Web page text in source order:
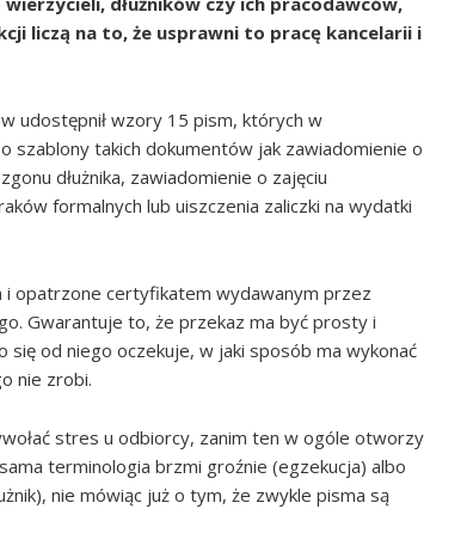
liczą na to, że usprawni to pracę kancelarii i
udostępnił wzory 15 pism, których w
szablony takich dokumentów jak zawiadomienie o
dłużnika, zawiadomienie o zajęciu
formalnych lub uiszczenia zaliczki na wydatki
opatrzone certyfikatem wydawanym przez
Gwarantuje to, że przekaz ma być prosty i
się od niego oczekuje, w jaki sposób ma wykonać
nie zrobi.
stres u odbiorcy, zanim ten w ogóle otworzy
terminologia brzmi groźnie (egzekucja) albo
nie mówiąc już o tym, że zwykle pisma są